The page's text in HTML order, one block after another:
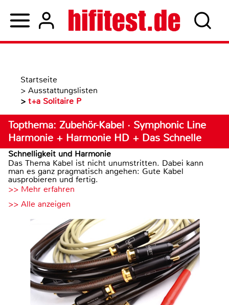
Startseite
> Ausstattungslisten
> t+a Solitaire P
Topthema: Zubehör-Kabel · Symphonic Line
Harmonie + Harmonie HD + Das Schnelle
Schnelligkeit und Harmonie
Das Thema Kabel ist nicht unumstritten. Dabei kann
man es ganz pragmatisch angehen: Gute Kabel
ausprobieren und fertig.
>> Mehr erfahren
>> Alle anzeigen